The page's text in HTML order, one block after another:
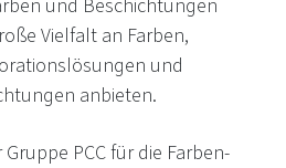
und Beschichtungen
Vielfalt an Farben,
und
anbieten.
PCC für die Farben-